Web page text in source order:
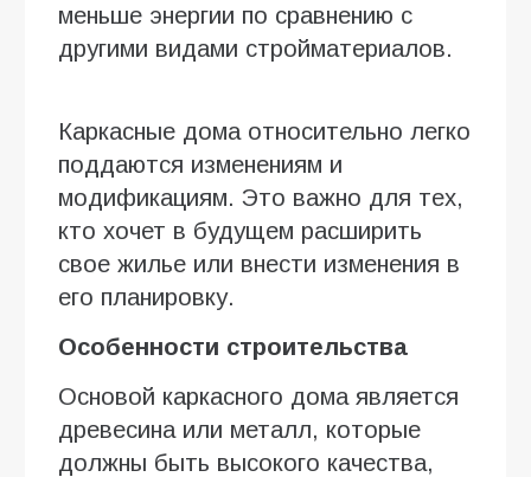
меньше энергии по сравнению с
другими видами стройматериалов.
Каркасные дома относительно легко
поддаются изменениям и
модификациям. Это важно для тех,
кто хочет в будущем расширить
свое жилье или внести изменения в
его планировку.
Особенности строительства
Основой каркасного дома является
древесина или металл, которые
должны быть высокого качества,